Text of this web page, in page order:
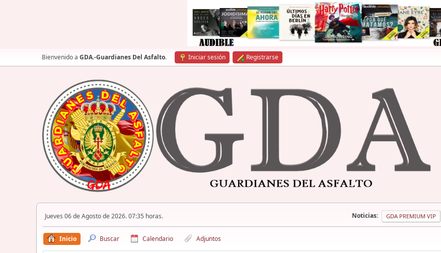
Bienvenido a GDA.-Guardianes Del Asfalto. Iniciar sesión Registrarse
Jueves 06 de Agosto de 2026. 07:35 horas. Noticias: GDA PREMIUM VIP
Inicio Buscar Calendario Adjuntos